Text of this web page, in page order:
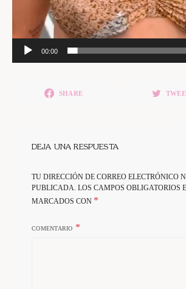
00:00
SHARE
DEJA UNA RESPUESTA
TU DIRECCIÓN DE CORREO ELECTRÓNICO
PUBLICADA. LOS CAMPOS OBLIGATORIOS
MARCADOS CON *
COMENTARIO